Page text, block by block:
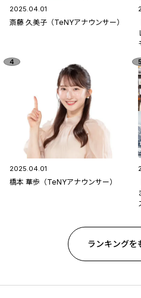
2025.04.01
斎藤 久美子（TeNYアナウンサー）
2025.04.01
橋本 華歩（TeNYアナウンサー）
ランキングを